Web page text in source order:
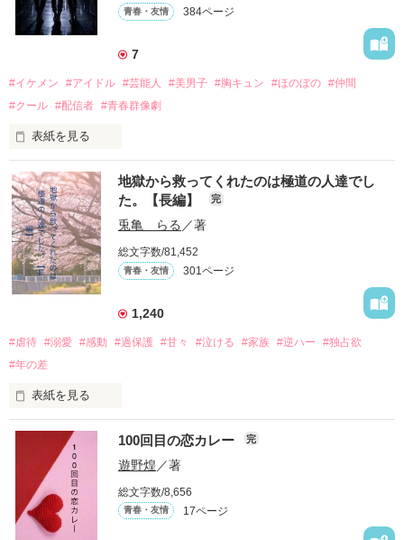
青春・友情 384ページ
7
#イケメン #アイドル #芸能人 #美男子 #胸キュン #ほのぼの #仲間
#クール #配信者 #青春群像劇
表紙を見る
推しは画面の向こうにいるはずだったのに、仕事先で毎日会っ
ています。
不器用でも努力を諦めない赤。
無口で頼れる黒。
天才肌で笑顔が眩しい白。
三人の姿に勇気をもらい、「私も一歩踏み出してみたい」と思
えるようになった。
笑って、ときどき泣ける。
作品を読む
地獄から救ってくれたのは極道の人達でし
た。【長編】
完
兎亀 らる ／著
総文字数/81,452
青春・友情 301ページ
1,240
#虐待 #溺愛 #感動 #過保護 #甘々 #泣ける #家族 #逆ハー
#独占欲
#年の差
表紙を見る
｢全部あんたのせいよ｣
『──のせいじゃないよ』
｢なんであんたが生きてんのよ｣
『生きていてくれてありがとう』
100回目の恋カレー 完
遊野煌 ／著
総文字数/8,656
青春・友情 17ページ